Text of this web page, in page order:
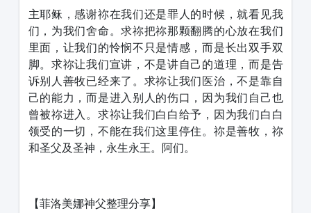
主耶稣，感谢祢在我们还是罪人的时候，就看见我
们，为我们舍命。求祢把祢那颗翻腾的心放在我们
里面，让我们的怜悯不只是情感，而是长出双手双
脚。求祢让我们宣讲，不是讲自己的道理，而是告
诉别人善牧已经来了。求祢让我们医治，不是靠自
己的能力，而是进入别人的伤口，因为我们自己也
曾被祢进入。求祢让我们白白给予，因为我们白白
领受的一切，不能在我们这里停住。祢是善牧，祢
和圣父及圣神，永生永王。阿们。
【菲洛美娜神父整理分享】